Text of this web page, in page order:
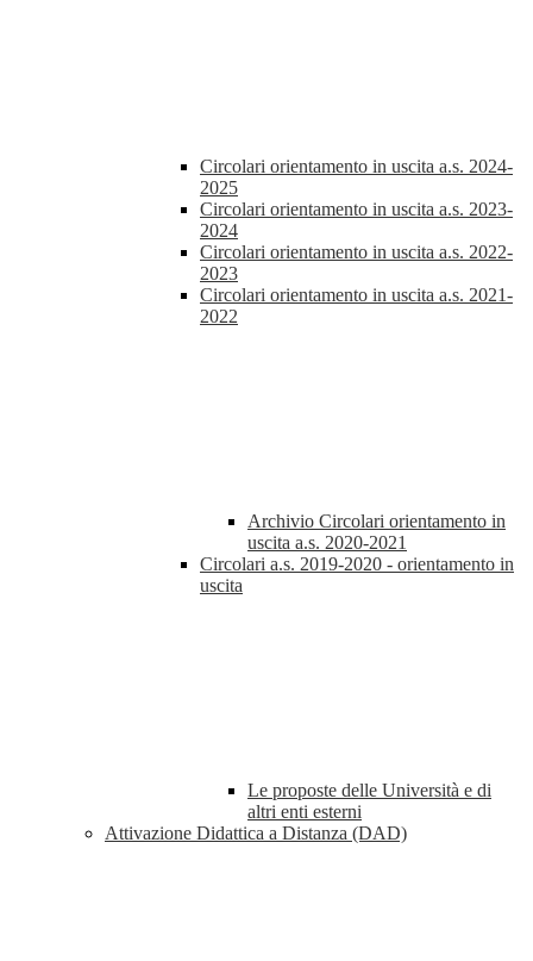
Circolari orientamento in uscita a.s. 2024-
2025
Circolari orientamento in uscita a.s. 2023-
2024
Circolari orientamento in uscita a.s. 2022-
2023
Circolari orientamento in uscita a.s. 2021-
2022
Archivio Circolari orientamento in
uscita a.s. 2020-2021
Circolari a.s. 2019-2020 - orientamento in
uscita
Le proposte delle Università e di
altri enti esterni
Attivazione Didattica a Distanza (DAD)